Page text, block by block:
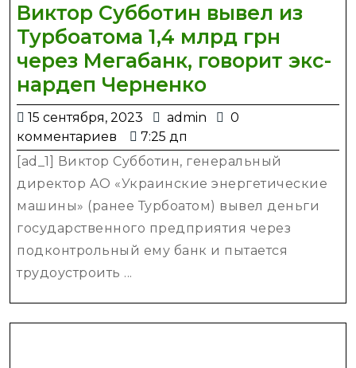
Виктор Субботин вывел из
Турбоатома 1,4 млрд грн
через Мегабанк, говорит экс-
нардеп ЧерненкоВиктор
Субботин
из
Турбоатома
1,4
млрд
грн
Мегабанк,
говорит
15 сентября, 2023
15
сентября,
2023
admin admin
0
комментариев
7:25 дп
[ad_1] Виктор Субботин, генеральный
директор АО «Украинские энергетические
машины» (ранее Турбоатом) вывел деньги
государственного предприятия через
подконтрольный ему банк и пытается
трудоустроить ...